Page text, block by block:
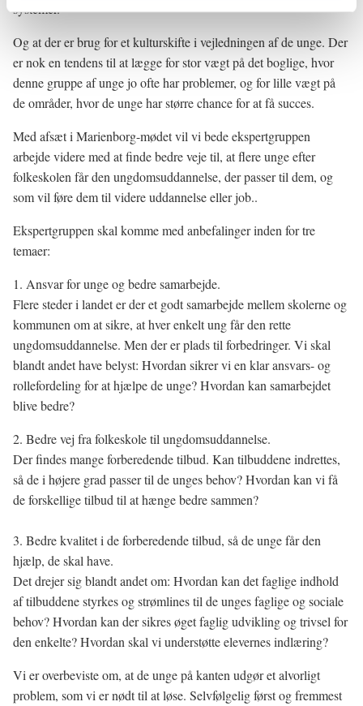
systemer.
Og at der er brug for et kulturskifte i vejledningen af de unge. Der
er nok en tendens til at lægge for stor vægt på det boglige, hvor
denne gruppe af unge jo ofte har problemer, og for lille vægt på
de områder, hvor de unge har større chance for at få succes.
Med afsæt i Marienborg-mødet vil vi bede ekspertgruppen
arbejde videre med at finde bedre veje til, at flere unge efter
folkeskolen får den ungdomsuddannelse, der passer til dem, og
som vil føre dem til videre uddannelse eller job..
Ekspertgruppen skal komme med anbefalinger inden for tre
temaer:
1. Ansvar for unge og bedre samarbejde.
Flere steder i landet er der et godt samarbejde mellem skolerne og
kommunen om at sikre, at hver enkelt ung får den rette
ungdomsuddannelse. Men der er plads til forbedringer. Vi skal
blandt andet have belyst: Hvordan sikrer vi en klar ansvars- og
rollefordeling for at hjælpe de unge? Hvordan kan samarbejdet
blive bedre?
2. Bedre vej fra folkeskole til ungdomsuddannelse.
Der findes mange forberedende tilbud. Kan tilbuddene indrettes,
så de i højere grad passer til de unges behov? Hvordan kan vi få
de forskellige tilbud til at hænge bedre sammen?
3. Bedre kvalitet i de forberedende tilbud, så de unge får den
hjælp, de skal have.
Det drejer sig blandt andet om: Hvordan kan det faglige indhold
af tilbuddene styrkes og strømlines til de unges faglige og sociale
behov? Hvordan kan der sikres øget faglig udvikling og trivsel for
den enkelte? Hvordan skal vi understøtte elevernes indlæring?
Vi er overbeviste om, at de unge på kanten udgør et alvorligt
problem, som vi er nødt til at løse. Selvfølgelig først og fremmest